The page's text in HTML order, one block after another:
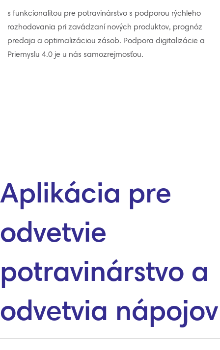
s funkcionalitou pre potravinárstvo s podporou rýchleho
rozhodovania pri zavádzaní nových produktov, prognóz
predaja a optimalizáciou zásob. Podpora digitalizácie a
Priemyslu 4.0 je u nás samozrejmosťou.
Aplikácia pre
odvetvie
potravinárstvo a
odvetvia nápojov